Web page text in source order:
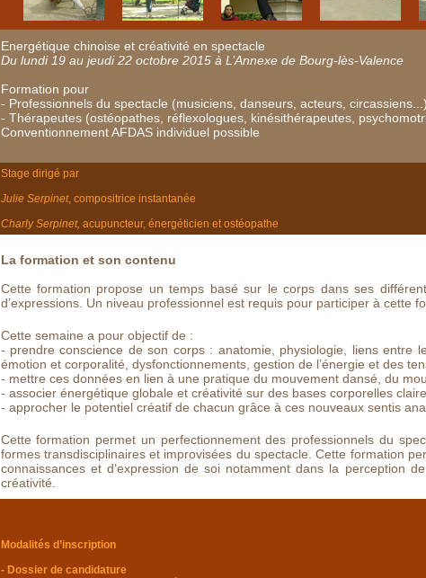
Energétique chinoise et créativité en spectacle
Du lundi 19 au jeudi 22 octobre 2015 à L’Annexe de Bourg-lès-Valence
Formation pour
- Professionnels du spectacle (musiciens, danseurs, acteurs, circassiens...)
- Thérapeutes (ostéopathes, réflexologues, kinésithérapeutes,
Conventionnement AFDAS individuel possible
Stage dirigé par
Julie Serpinet, compositrice instantanée
Charly Serpinet, acupuncteur, énergéticien et ostéopathe
La formation et son contenu
Cette formation propose un temps basé sur le corps dans ses
d’expressions. Un niveau professionnel est requis pour participer à cette
Cette semaine a pour objectif de :
- prendre conscience de son corps : anatomie, physiologie, liens entre
émotion et corporalité, dysfonctionnements, gestion de l’énergie et des
- mettre ces données en lien à une pratique du mouvement dansé, du
- associer énergétique globale et créativité sur des bases corporelles
- approcher le potentiel créatif de chacun grâce à ces nouveaux sentis
Cette formation permet un perfectionnement des professionnels du
formes transdisciplinaires et improvisées du spectacle. Cette formation
connaissances et d’expression de soi notamment dans la perception
créativité.
Modalités d’inscription
- Dossier de candidature